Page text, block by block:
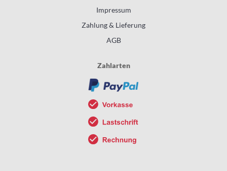
Impressum
Zahlung & Lieferung
AGB
Zahlarten